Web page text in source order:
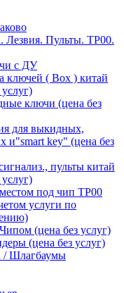
Лезвия. Пульты. TP00.
с ДУ
ключей ( Box ) китай
ключи (цена без
для выкидных,
и"smart key" (цена без
пульты китай
под чип TP00
услуги по
(цена без услуг)
(цена без услуг)
/ Шлагбаумы